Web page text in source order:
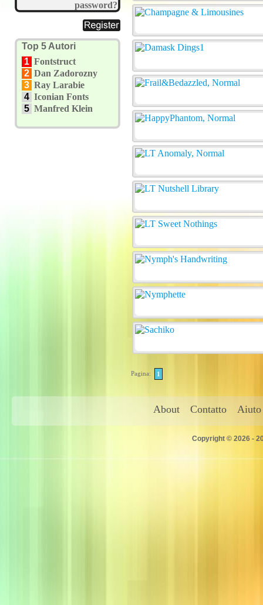
password?
Top 5 Autori
1 Fontstruct
2 Dan Zadorozny
3 Ray Larabie
4 Iconian Fonts
5 Manfred Klein
Pagina: 1
About Contatto Aiuto
Copyright © 2026 -